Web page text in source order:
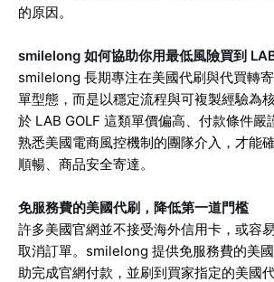
的原因。
smilelong 如何協助你用最低風險買到
smilelong 長期專注在美國代刷與代買轉
單型態，而是以穩定流程與可複製經驗為
於 LAB GOLF 這類單價偏高、付款條件嚴
熟悉美國電商風控機制的團隊介入，才能
順暢、商品安全寄達。
免服務費的美國代刷，降低第一道門檻
許多美國官網並不接受海外信用卡，或容
取消訂單。smilelong 提供免服務費的美
助完成官網付款，並刷到買家指定的美國